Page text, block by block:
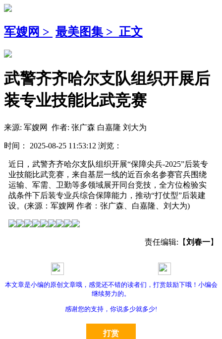
军嫂网 > 最美图集 > 正文
武警齐齐哈尔支队组织开展后
装专业技能比武竞赛
来源: 军嫂网 作者: 张广森 白嘉隆 刘大为
时间： 2025-08-25 11:53:12 浏览：
近日，武警齐齐哈尔支队组织开展“保障尖兵-2025”后装专
业技能比武竞赛，来自基层一线的近百余名参赛官兵围绕
运输、军需、卫勤等多领域展开同台竞技，全方位检验实
战条件下后装专业兵综合保障能力，推动“打仗型”后装建
设。(来源：军嫂网 作者：张广森、白嘉隆、刘大为)
责任编辑:【刘春一】
第五届最美军嫂活动 关注五盾之家公众号
本文章是小编的原创文章哦，感觉还不错的读者们，打赏鼓励下哦！小编会
继续努力的。
感谢您的支持，你说多少就多少!
打赏